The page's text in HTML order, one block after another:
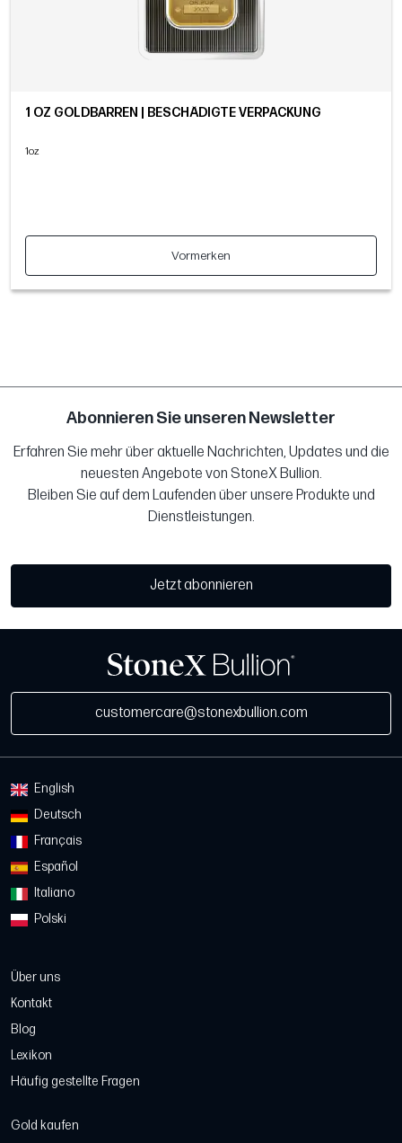
1 OZ GOLDBARREN | BESCHÄDIGTE VERPACKUNG
1oz
Vormerken
Abonnieren Sie unseren Newsletter
Erfahren Sie mehr über aktuelle Nachrichten, Updates und die
neuesten Angebote von StoneX Bullion.
Bleiben Sie auf dem Laufenden über unsere Produkte und
Dienstleistungen.
Jetzt abonnieren
customercare@stonexbullion.com
English
Deutsch
Français
Español
Italiano
Polski
Über uns
Kontakt
Blog
Lexikon
Häufig gestellte Fragen
Gold kaufen